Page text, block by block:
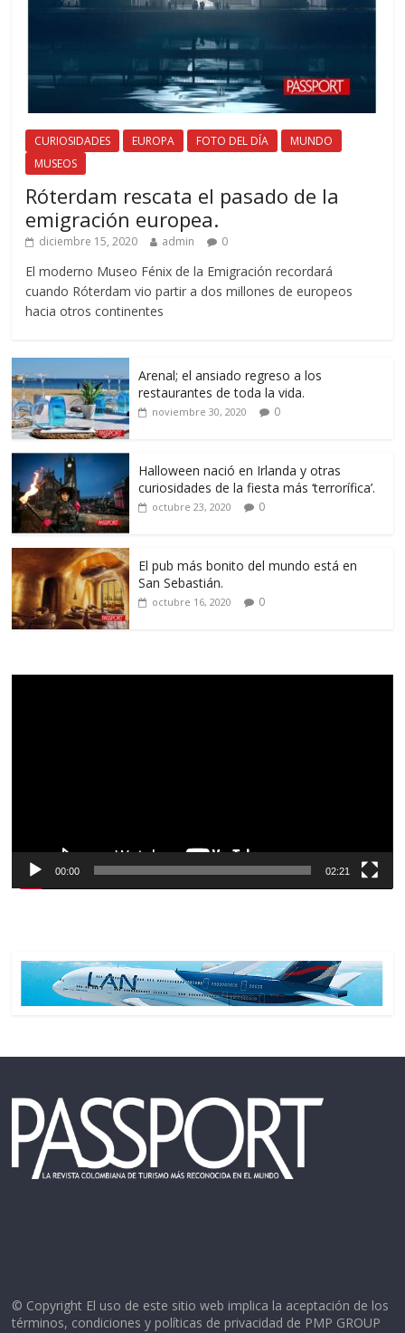
CURIOSIDADES EUROPA FOTO DEL DÍA
MUNDO
MUSEOS
Róterdam rescata el pasado de la
emigración europea.
diciembre 15, 2020 admin 0
El moderno Museo Fénix de la Emigración recordará
cuando Róterdam vio partir a dos millones de europeos
hacia otros continentes
Arenal; el ansiado regreso a los
restaurantes de toda la vida.
noviembre 30, 2020 0
Halloween nació en Irlanda y otras
curiosidades de la fiesta más ‘terrorífica’.
octubre 23, 2020 0
El pub más bonito del mundo está en
San Sebastián.
octubre 16, 2020 0
00:00 02:21
© Copyright El uso de este sitio web implica la aceptación de los
términos, condiciones y políticas de privacidad de PMP GROUP